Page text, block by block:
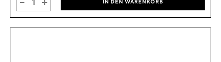
IN DEN WARENKORB